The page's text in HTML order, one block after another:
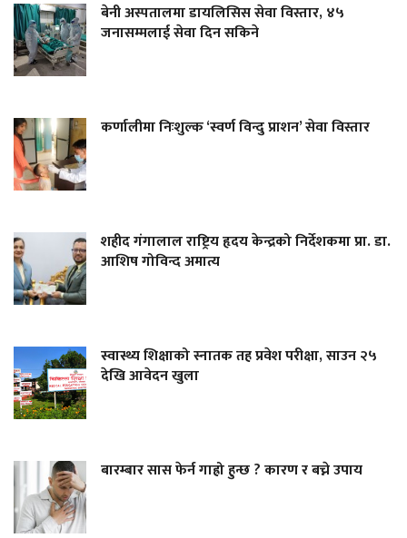
बेनी अस्पतालमा डायलिसिस सेवा विस्तार, ४५
जनासम्मलाई सेवा दिन सकिने
कर्णालीमा निःशुल्क ‘स्वर्ण विन्दु प्राशन’ सेवा विस्तार
शहीद गंगालाल राष्ट्रिय हृदय केन्द्रको निर्देशकमा प्रा. डा.
आशिष गोविन्द अमात्य
स्वास्थ्य शिक्षाको स्नातक तह प्रवेश परीक्षा, साउन २५
देखि आवेदन खुला
बारम्बार सास फेर्न गाह्रो हुन्छ ? कारण र बच्ने उपाय